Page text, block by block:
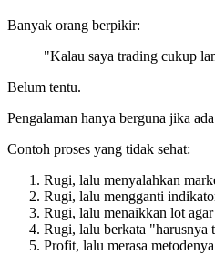
Banyak orang berpikir:
"Kalau saya trading cukup
Belum tentu.
Pengalaman hanya berguna jika
Contoh proses yang tidak sehat:
Rugi, lalu menyalahkan
Rugi, lalu mengganti
Rugi, lalu menaikkan lot
Rugi, lalu berkata "harusnya
Profit, lalu merasa